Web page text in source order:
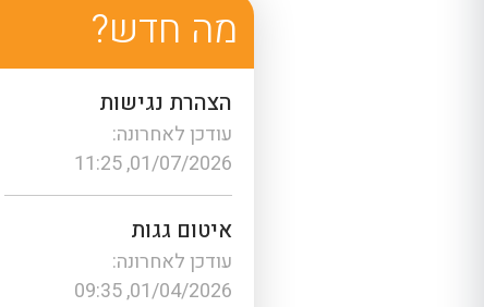
מה חדש?
הצהרת נגישות
עודכן לאחרונה:
01/07/2026, 11:25
איטום גגות
עודכן לאחרונה:
01/04/2026, 09:35